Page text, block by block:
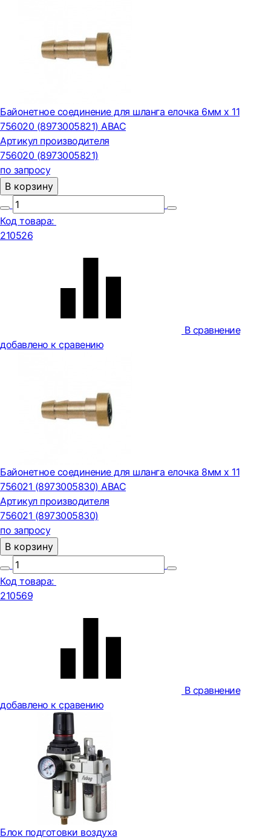
Байонетное соединение для шланга елочка 6мм х 11
756020 (8973005821) ABAC
Артикул производителя
756020 (8973005821)
по запросу
В корзину
Код товара:
210526
В сравнение
добавлено к сравению
Байонетное соединение для шланга елочка 8мм х 11
756021 (8973005830) ABAC
Артикул производителя
756021 (8973005830)
по запросу
В корзину
Код товара:
210569
В сравнение
добавлено к сравению
Блок подготовки воздуха